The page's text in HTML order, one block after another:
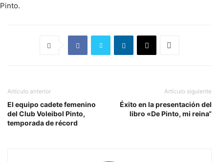
Pinto.
Artículo anterior
El equipo cadete femenino
del Club Voleibol Pinto,
temporada de récord
Artículo siguiente
Éxito en la presentación del
libro «De Pinto, mi reina“